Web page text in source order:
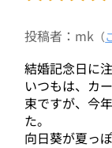
投稿者：mk （
結婚記念日に
いつもは、カ
束ですが、今
た。
向日葵が夏っ